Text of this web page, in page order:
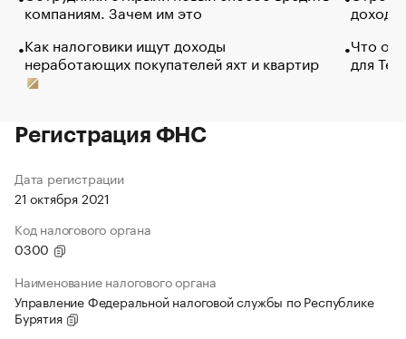
компаниям. Зачем им это
Как налоговики ищут доходы
неработающих покупателей яхт и квартир
Что
для
Регистрация ФНС
Дата регистрации
21 октября 2021
Код налогового органа
0300
Наименование налогового органа
Управление Федеральной налоговой службы по Республике
Бурятия